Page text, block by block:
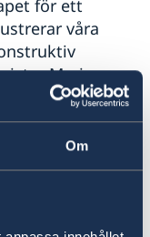
Om
för ett
våra
Maria